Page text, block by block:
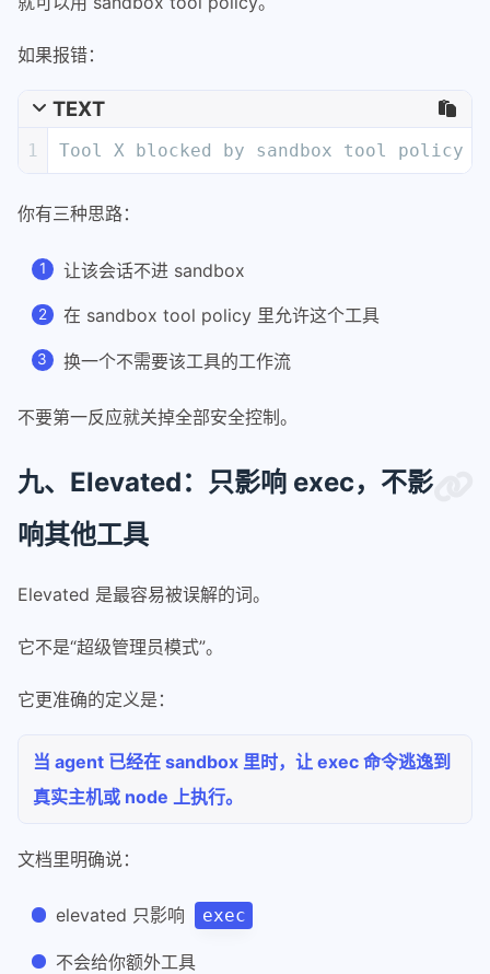
如果报错：
TEXT
1 Tool X blocked by sandbox tool policy
你有三种思路：
让该会话不进 sandbox
在 sandbox tool policy 里允许这个工具
换一个不需要该工具的工作流
不要第一反应就关掉全部安全控制。
九、Elevated：只影响 exec，不影
响其他工具
Elevated 是最容易被误解的词。
它不是“超级管理员模式”。
它更准确的定义是：
当 agent 已经在 sandbox 里时，让 exec 命令逃逸到
真实主机或 node 上执行。
文档里明确说：
elevated 只影响 exec
不会给你额外工具